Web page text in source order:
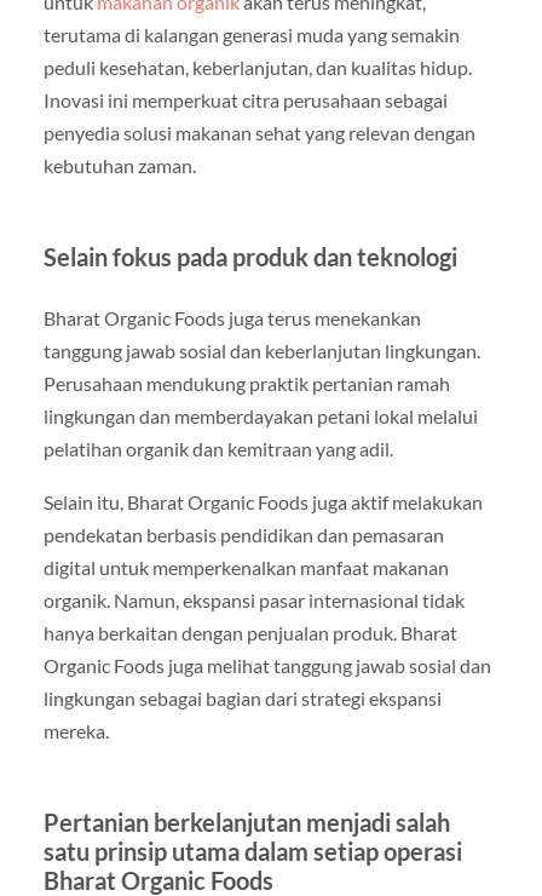
terutama di kalangan generasi muda yang semakin
peduli kesehatan, keberlanjutan, dan kualitas hidup.
Inovasi ini memperkuat citra perusahaan sebagai
penyedia solusi makanan sehat yang relevan dengan
kebutuhan zaman.
Selain fokus pada produk dan teknologi
Bharat Organic Foods juga terus menekankan
tanggung jawab sosial dan keberlanjutan lingkungan.
Perusahaan mendukung praktik pertanian ramah
lingkungan dan memberdayakan petani lokal melalui
pelatihan organik dan kemitraan yang adil.
Selain itu, Bharat Organic Foods juga aktif melakukan
pendekatan berbasis pendidikan dan pemasaran
digital untuk memperkenalkan manfaat makanan
organik. Namun, ekspansi pasar internasional tidak
hanya berkaitan dengan penjualan produk. Bharat
Organic Foods juga melihat tanggung jawab sosial dan
lingkungan sebagai bagian dari strategi ekspansi
mereka.
Pertanian berkelanjutan menjadi salah
satu prinsip utama dalam setiap operasi
Bharat Organic Foods